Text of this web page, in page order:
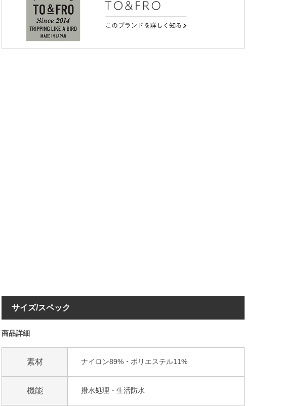
サイズ/スペック
商品詳細
素材 ナイロン89%・ポリエステル11%
機能 撥水処理・生活防水